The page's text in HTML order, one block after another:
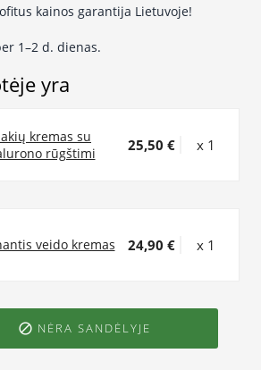
kainos garantija Lietuvoje!
1–2 d. dienas.
yra
kremas su
rūgštimi
25,50 € x 1
veido kremas 24,90 € x 1
 NĖRA SANDĖLYJE